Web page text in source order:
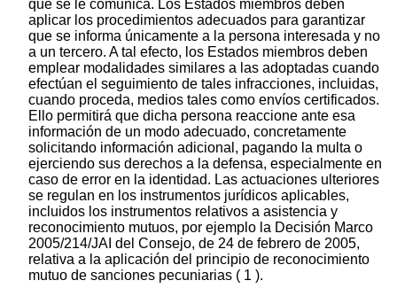
que se le comunica. Los Estados miembros deben
aplicar los procedimientos adecuados para garantizar
que se informa únicamente a la persona interesada y no
a un tercero. A tal efecto, los Estados miembros deben
emplear modalidades similares a las adoptadas cuando
efectúan el seguimiento de tales infracciones, incluidas,
cuando proceda, medios tales como envíos certificados.
Ello permitirá que dicha persona reaccione ante esa
información de un modo adecuado, concretamente
solicitando información adicional, pagando la multa o
ejerciendo sus derechos a la defensa, especialmente en
caso de error en la identidad. Las actuaciones ulteriores
se regulan en los instrumentos jurídicos aplicables,
incluidos los instrumentos relativos a asistencia y
reconocimiento mutuos, por ejemplo la Decisión Marco
2005/214/JAI del Consejo, de 24 de febrero de 2005,
relativa a la aplicación del principio de reconocimiento
mutuo de sanciones pecuniarias ( 1 ).